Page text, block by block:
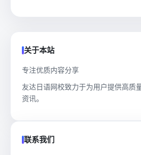
关于本站
专注优质内容分享
友达日语网校致力于为用户提供高质
资讯。
联系我们